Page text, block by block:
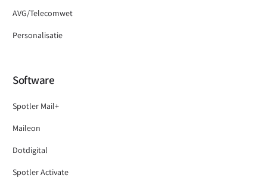
AVG/Telecomwet
Personalisatie
Software
Spotler Mail+
Maileon
Dotdigital
Spotler Activate